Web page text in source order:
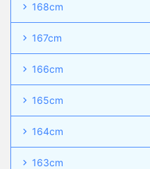
168cm
167cm
166cm
165cm
164cm
163cm